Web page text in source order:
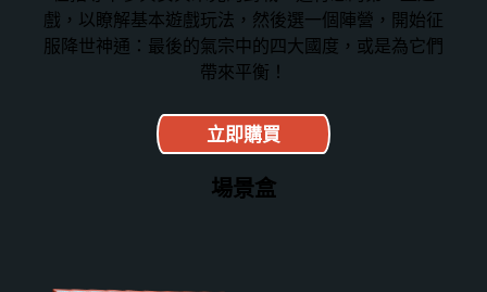
戲，以瞭解基本遊戲玩法，然後選一個陣營，開始征
服降世神通：最後的氣宗中的四大國度，或是為它們
帶來平衡！
立即購買
場景盒